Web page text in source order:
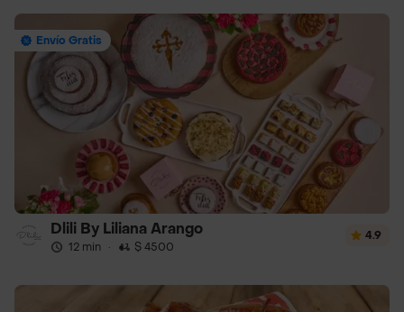
Envío Gratis
Dlili By Liliana Arango
12 min · $ 4500
4.9